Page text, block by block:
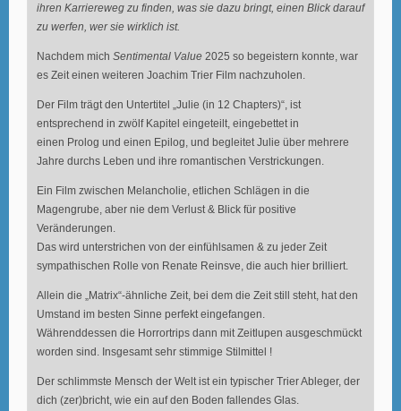
ihren Karriereweg zu finden, was sie dazu bringt, einen Blick darauf
zu werfen, wer sie wirklich ist.
Nachdem mich Sentimental Value 2025 so begeistern konnte, war
es Zeit einen weiteren Joachim Trier Film nachzuholen.
Der Film trägt den Untertitel „Julie (in 12 Chapters)“, ist
entsprechend in zwölf Kapitel eingeteilt, eingebettet in
einen Prolog und einen Epilog, und begleitet Julie über mehrere
Jahre durchs Leben und ihre romantischen Verstrickungen.
Ein Film zwischen Melancholie, etlichen Schlägen in die
Magengrube, aber nie dem Verlust & Blick für positive
Veränderungen.
Das wird unterstrichen von der einfühlsamen & zu jeder Zeit
sympathischen Rolle von Renate Reinsve, die auch hier brilliert.
Allein die „Matrix“-ähnliche Zeit, bei dem die Zeit still steht, hat den
Umstand im besten Sinne perfekt eingefangen.
Währenddessen die Horrortrips dann mit Zeitlupen ausgeschmückt
worden sind. Insgesamt sehr stimmige Stilmittel !
Der schlimmste Mensch der Welt ist ein typischer Trier Ableger, der
dich (zer)bricht, wie ein auf den Boden fallendes Glas.